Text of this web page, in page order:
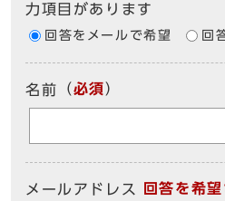
力項目があります
回答をメールで希望 回
名前 （必須）
メールアドレス
回答を希